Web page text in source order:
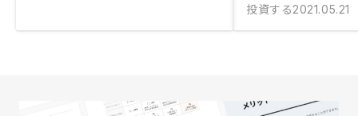
投資する2021.05.21